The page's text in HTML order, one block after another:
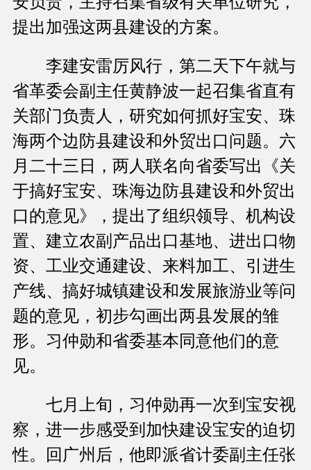
提出加强这两县建设的方案。
李建安雷厉风行，第二天下午就与
省革委会副主任黄静波一起召集省直有
关部门负责人，研究如何抓好宝安、珠
海两个边防县建设和外贸出口问题。六
月二十三日，两人联名向省委写出《关
于搞好宝安、珠海边防县建设和外贸出
口的意见》，提出了组织领导、机构设
置、建立农副产品出口基地、进出口物
资、工业交通建设、来料加工、引进生
产线、搞好城镇建设和发展旅游业等问
题的意见，初步勾画出两县发展的雏
形。习仲勋和省委基本同意他们的意
见。
七月上旬，习仲勋再一次到宝安视
察，进一步感受到加快建设宝安的迫切
性。回广州后，他即派省计委副主任张